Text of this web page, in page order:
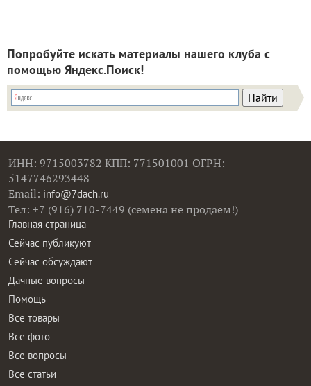
Попробуйте искать материалы нашего клуба с
помощью Яндекс.Поиск!
ИНН: 9715003782 КПП: 771501001 ОГРН:
5147746293448
Email: info@7dach.ru
Тел: +7 (916) 710-7449 (семена не продаем!)
Главная страница
Сейчас публикуют
Сейчас обсуждают
Дачные вопросы
Помощь
Все товары
Все фото
Все вопросы
Все статьи